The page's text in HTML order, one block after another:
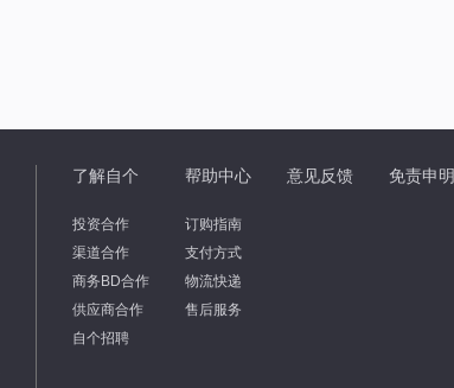
了解自个
投资合作
渠道合作
商务BD合作
供应商合作
自个招聘
帮助中心
订购指南
支付方式
物流快递
售后服务
意见反馈 免责申明